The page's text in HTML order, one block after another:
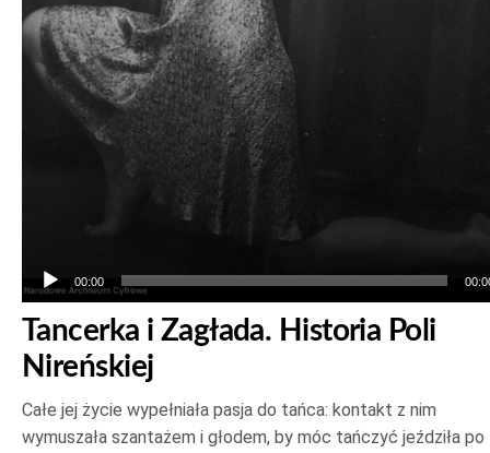
00:00
Tancerka i Zagłada. Historia Poli
Nireńskiej
Całe jej życie wypełniała pasja do tańca: kontakt z nim
wymuszała szantażem i głodem, by móc tańczyć jeździła po